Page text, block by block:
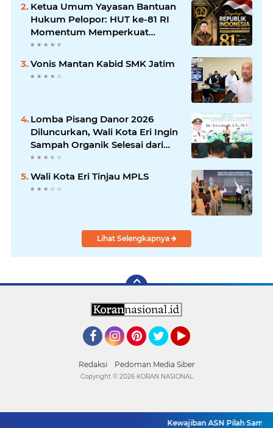
Ketua Umum Yayasan Bantuan
Hukum Pelopor: HUT ke-81 RI
Momentum Memperkuat
Keadilan, Persatuan, dan
Pengabdian kepada Masyarakat
Vonis Mantan Kabid SMK Jatim
Lomba Pisang Danor 2026
Diluncurkan, Wali Kota Eri Ingin
Sampah Organik Selesai dari
Rumah
Wali Kota Eri Tinjau MPLS
Lihat Selengkapnya
Redaksi Pedoman Media Siber
Kewajiban ASN Pilah Sampah
Copyright © 2026 KORAN NASIONAL